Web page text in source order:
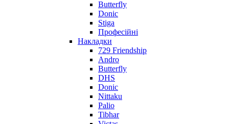
Butterfly
Donic
Stiga
Професійні
Накладки
729 Friendship
Andro
Butterfly
DHS
Donic
Nittaku
Palio
Tibhar